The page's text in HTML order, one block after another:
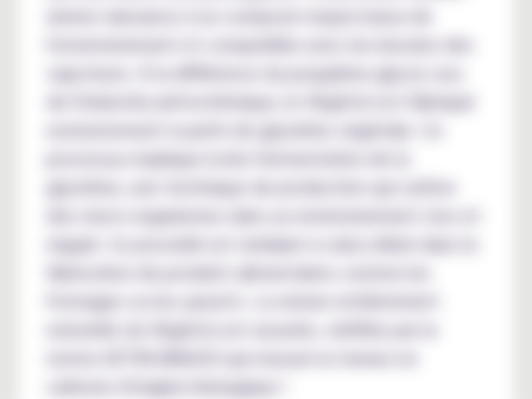
l'environnement et compatible avec les besoins des
vapoteurs. À la différence du propylène glycol, issu
de l'industrie pétrochimique, le Végétol est fabriqué
exclusivement à partir de glycérine végétale. Ce
processus implique la bio fermentation de la
glycérine, une technique de production qui cultive
des micro-organismes dans un environnement clos et
régulé. Ce procédé est similaire à celui utilisé dans la
fromages ou les yaourts. La nature entièrement
naturelle du Végétol est assurée, vérifiée par la
carbone d'origine biologique !